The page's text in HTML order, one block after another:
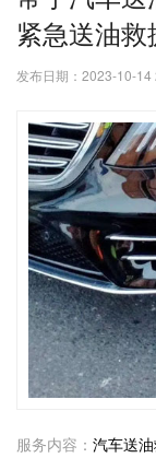
紧急送油
发布日期：2023-10-14
服务内容： 汽车送